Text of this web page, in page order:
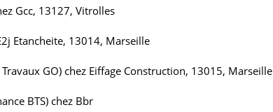
Gcc, 13127, Vitrolles
Etancheite, 13014, Marseille
GO) chez Eiffage Construction, 13015, Marseille
BTS) chez Bbr